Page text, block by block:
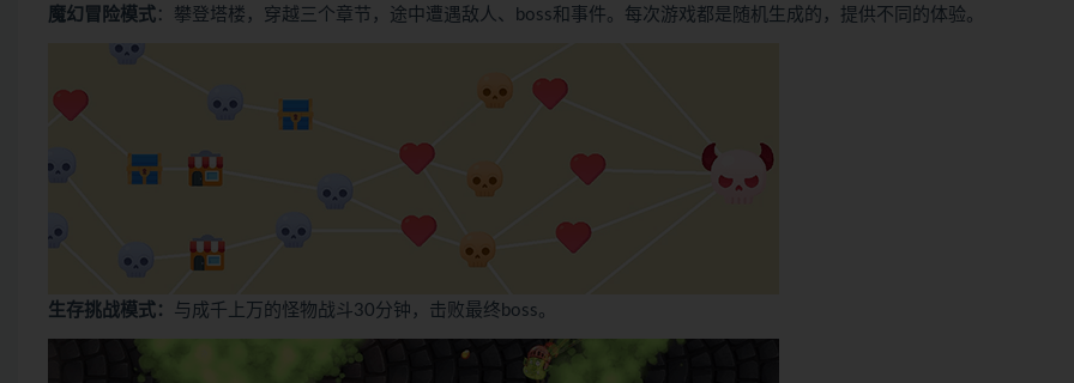
魔幻冒险模式 ：攀登塔楼，穿越三个章节，途中遭遇敌人、boss和事件。每次游戏都是随机生成的，提供不同的体验。
生存挑战模式： 与成千上万的怪物战斗30分钟，击败最终boss。